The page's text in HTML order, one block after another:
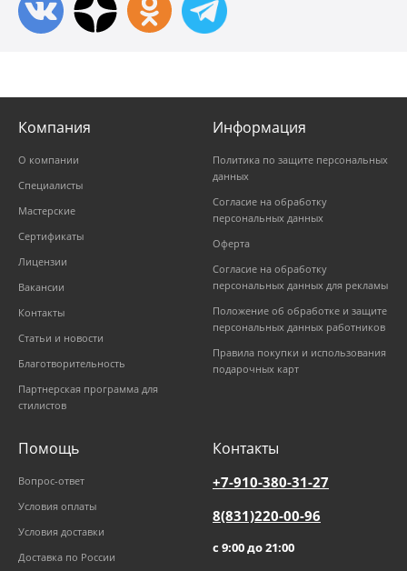
Компания
О компании
Специалисты
Мастерские
Сертификаты
Лицензии
Вакансии
Контакты
Статьи и новости
Благотворительность
Партнерская программа для
стилистов
Информация
Политика по защите персональных
данных
Согласие на обработку
персональных данных
Оферта
Согласие на обработку
персональных данных для рекламы
Положение об обработке и защите
персональных данных работников
Правила покупки и использования
подарочных карт
Помощь
Вопрос-ответ
Условия оплаты
Условия доставки
Доставка по России
Контакты
+7-910-380-31-27
8(831)220-00-96
с 9:00 до 21:00